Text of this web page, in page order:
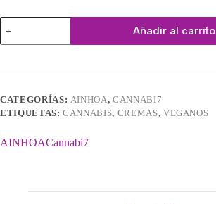
Emulsión
Beneficios
Aceite
cantidad
Añadir al carrito
CATEGORÍAS: AINHOA,CANNABI7
ETIQUETAS:CANNABIS, CREMAS, VEGANOS
AINHOACannabi7